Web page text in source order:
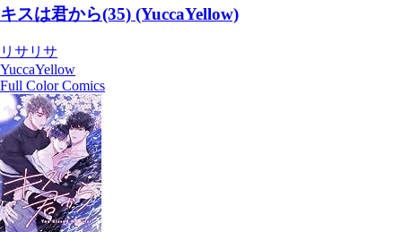
キスは君から(35) (YuccaYellow)
リサリサ
YuccaYellow
Full Color Comics